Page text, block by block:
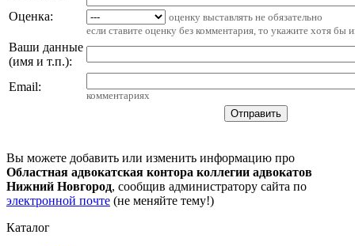
Оценка:
оценку выставлять не обязательно
если ставите оценку без комментария, то укажите хотя бы
Ваши данные
(имя и т.п.):
Email:
комментариях
Вы можете добавить или изменить информацию про
Областная адвокатская контора коллегии адвокатов
Нижний Новгород, сообщив администратору сайта по
электронной почте (не меняйте тему!)
Каталог